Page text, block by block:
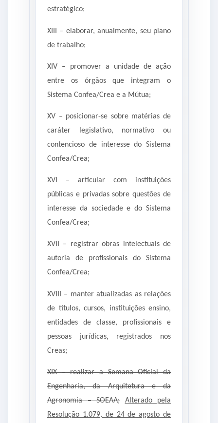
estratégico;
XIII – elaborar, anualmente, seu plano
de trabalho;
XIV – promover a unidade de ação
entre os órgãos que integram o
Sistema Confea/Crea e a Mútua;
XV – posicionar-se sobre matérias de
caráter legislativo, normativo ou
contencioso de interesse do Sistema
Confea/Crea;
XVI – articular com instituições
públicas e privadas sobre questões de
interesse da sociedade e do Sistema
Confea/Crea;
XVII – registrar obras intelectuais de
autoria de profissionais do Sistema
Confea/Crea;
XVIII – manter atualizadas as relações
de títulos, cursos, instituições ensino,
entidades de classe, profissionais e
pessoas jurídicas, registrados nos
Creas;
XIX – realizar a Semana Oficial da
Engenharia, da Arquitetura e da
Agronomia – SOEAA;
Alterado pela
Resolução 1.079, de 24 de agosto de